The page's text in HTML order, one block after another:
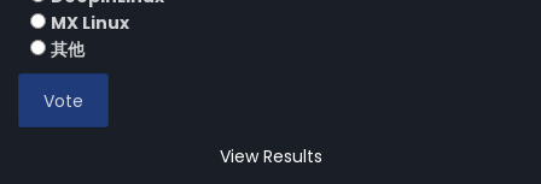
MX Linux
其他
View Results